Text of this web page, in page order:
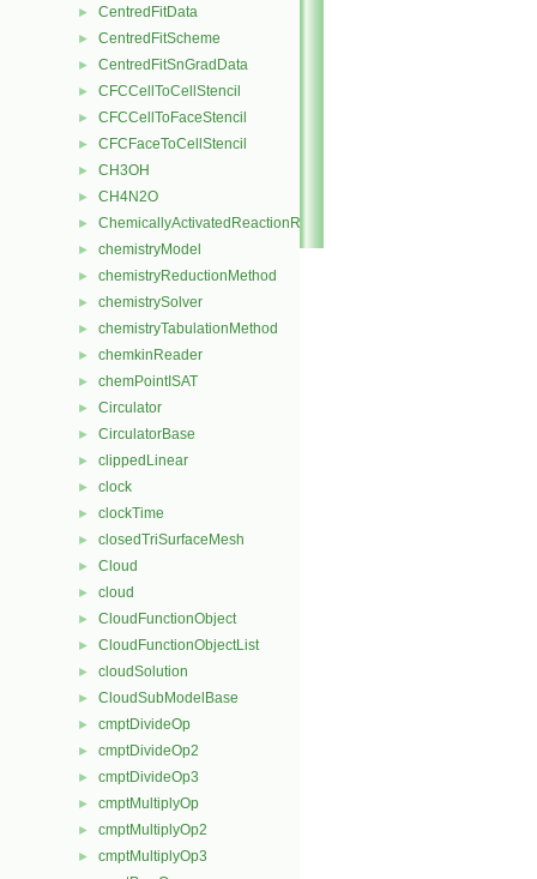
► CentredFitData
► CentredFitScheme
► CentredFitSnGradData
► CFCCellToCellStencil
► CFCCellToFaceStencil
► CFCFaceToCellStencil
► CH3OH
► CH4N2O
► ChemicallyActivatedReactionRate
► chemistryModel
► chemistryReductionMethod
► chemistrySolver
► chemistryTabulationMethod
► chemkinReader
► chemPointISAT
► Circulator
► CirculatorBase
► clippedLinear
► clock
► clockTime
► closedTriSurfaceMesh
► Cloud
► cloud
► CloudFunctionObject
► CloudFunctionObjectList
► cloudSolution
► CloudSubModelBase
► cmptDivideOp
► cmptDivideOp2
► cmptDivideOp3
► cmptMultiplyOp
► cmptMultiplyOp2
► cmptMultiplyOp3